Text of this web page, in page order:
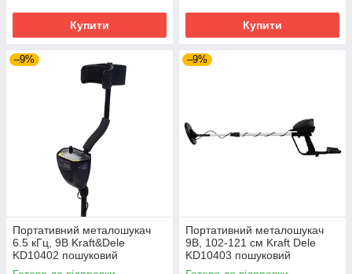
Купити Купити
–9%
Портативний металошукач
6.5 кГц, 9В Kraft&Dele
KD10402 пошуковий
металошукач
–9%
Портативний металошукач
9В, 102-121 см Kraft Dele
KD10403 пошуковий
металошукач